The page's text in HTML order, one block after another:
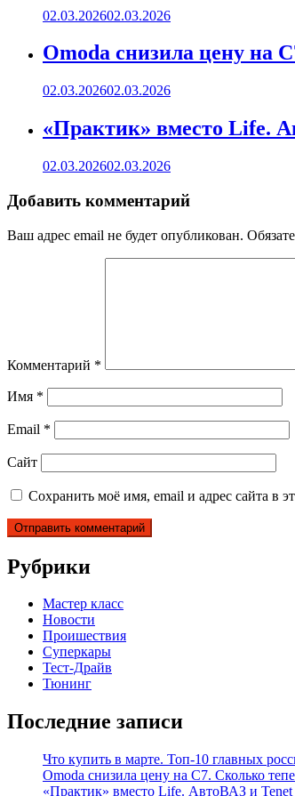
02.03.202602.03.2026
Omoda снизила цену на
02.03.202602.03.2026
«Практик» вместо Life.
02.03.202602.03.2026
Добавить комментарий
Ваш адрес email не будет опубликован.
Комментарий *
Имя *
Email *
Сайт
Сохранить моё имя, email и адрес сайта в
Рубрики
Мастер класс
Новости
Проишествия
Суперкары
Тест-Драйв
Тюнинг
Последние записи
Что купить в марте. Топ-10 главных
Omoda снизила цену на C7. Сколько
«Практик» вместо Life. АвтоВАЗ и